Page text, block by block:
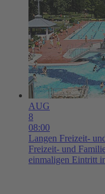
AUG
8
08:00
Langen Freizeit-
Freizeit- und
einmaligen Eintritt